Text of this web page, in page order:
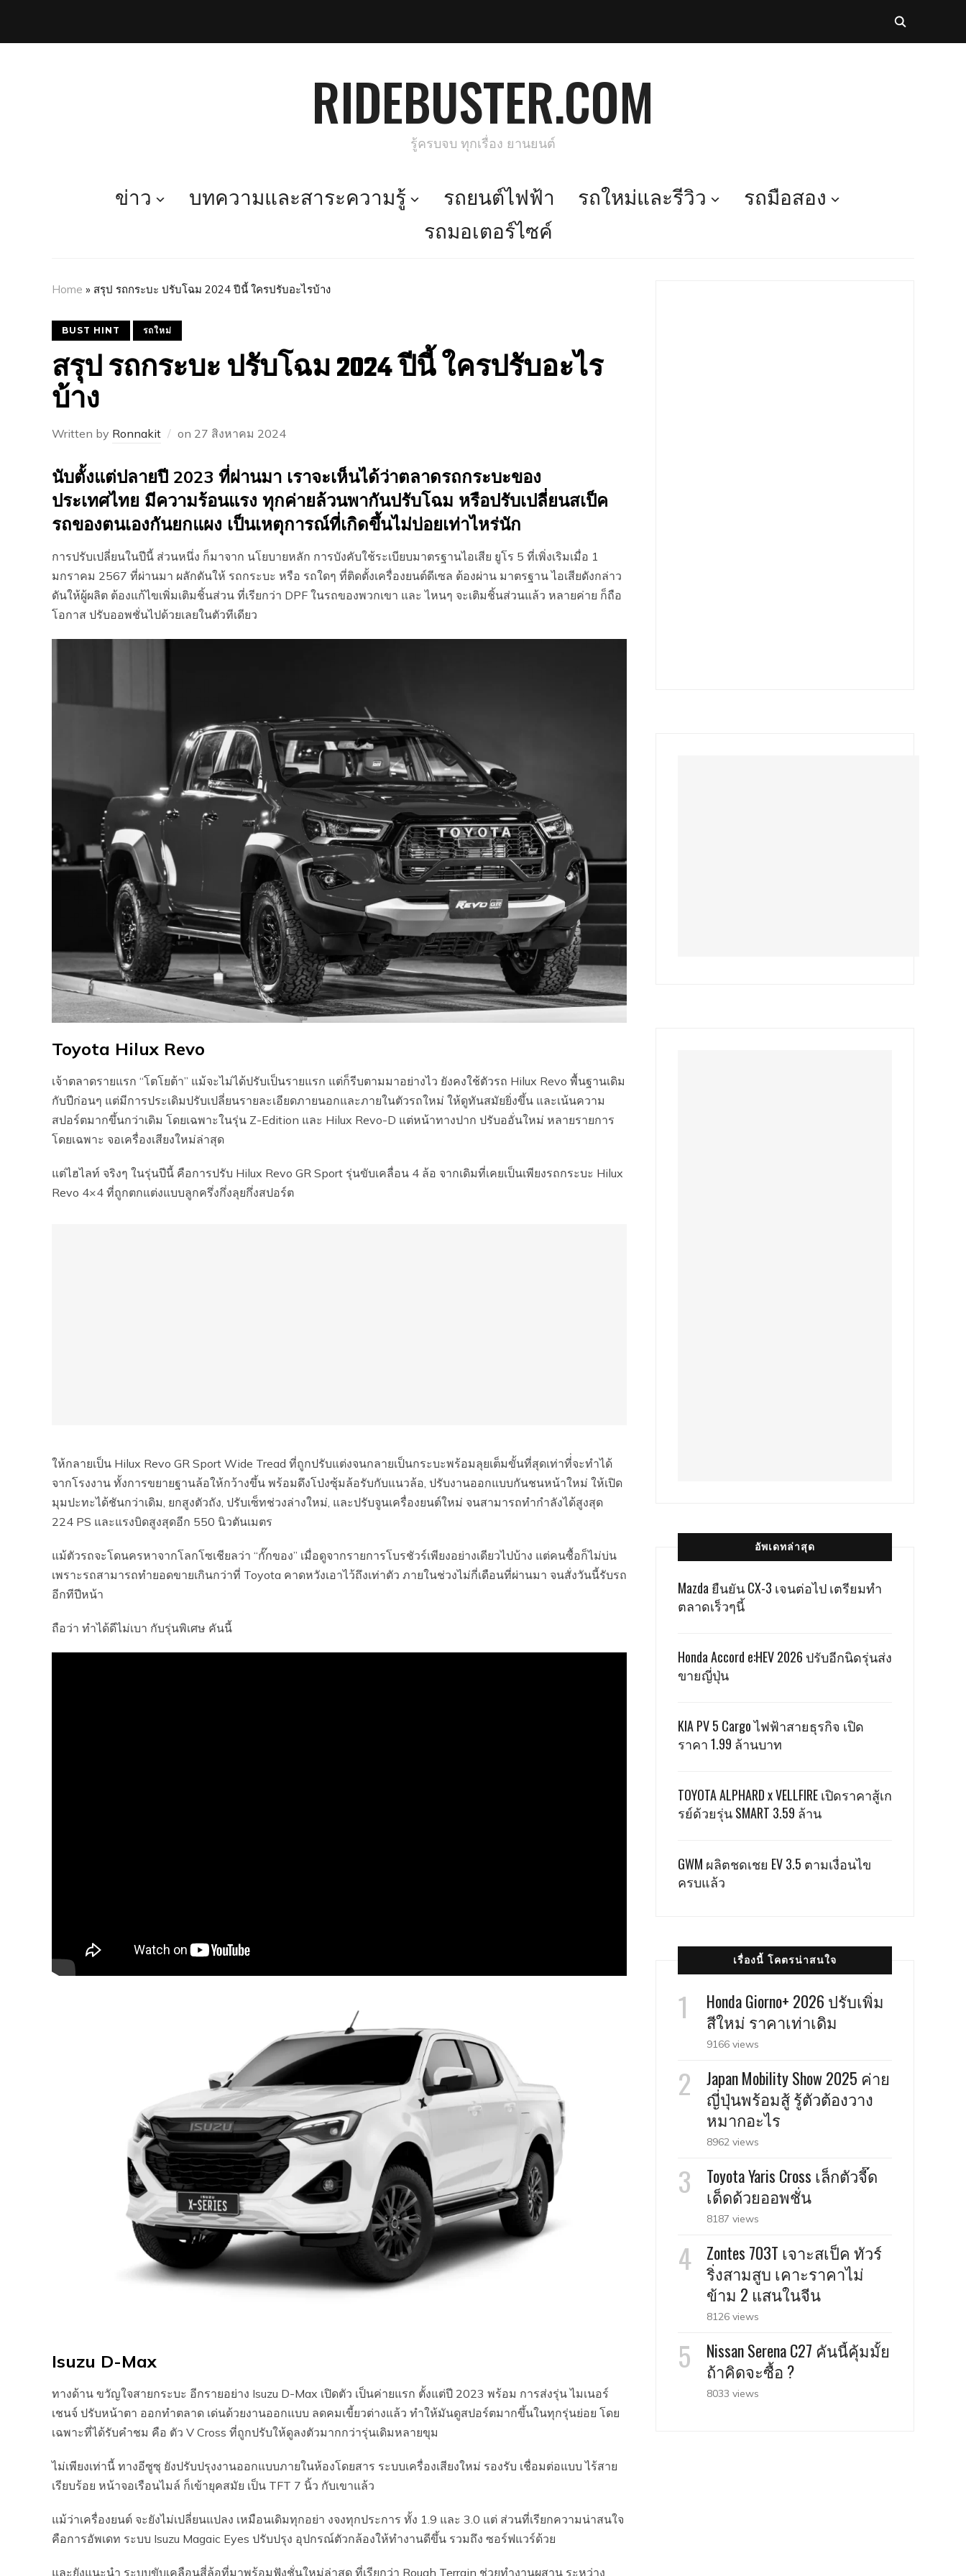
RIDEBUSTER.COM
รู้ครบจบ ทุกเรื่อง ยานยนต์
ข่าว บทความและสาระความรู้ รถยนต์ไฟฟ้า รถใหม่และรีวิว
รถมือสอง
รถมอเตอร์ไซค์
Home » สรุป รถกระบะ ปรับโฉม 2024 ปีนี้ ใครปรับอะไรบ้าง
BUST HINT รถใหม่
สรุป รถกระบะ ปรับโฉม 2024 ปีนี้ ใครปรับอะไร
บ้าง
Written by Ronnakit on 27 สิงหาคม 2024
นับตั้งแต่ปลายปี 2023 ที่ผ่านมา เราจะเห็นได้ว่าตลาดรถกระบะของ
ประเทศไทย มีความร้อนแรง ทุกค่ายล้วนพากันปรับโฉม หรือปรับเปลี่ยนสเป็ค
รถของตนเองกันยกแผง เป็นเหตุการณ์ที่เกิดขึ้นไม่บ่อยเท่าไหร่นัก
การปรับเปลี่ยนในปีนี้ ส่วนหนึ่ง ก็มาจาก นโยบายหลัก การบังคับใช้ระเบียบมาตรฐานไอเสีย ยูโร 5 ที่เพิ่งเริมเมื่อ 1
มกราคม 2567 ที่ผ่านมา ผลักดันให้ รถกระบะ หรือ รถใดๆ ที่ติดตั้งเครื่องยนต์ดีเซล ต้องผ่าน มาตรฐาน ไอเสียดังกล่าว
ดันให้ผู้ผลิต ต้องแก้ไขเพิ่มเติมชิ้นส่วน ที่เรียกว่า DPF ในรถของพวกเขา และ ไหนๆ จะเติมชิ้นส่วนแล้ว หลายค่าย ก็ถือ
โอกาส ปรับออพชั่นไปด้วยเลยในตัวทีเดียว
Toyota Hilux Revo
เจ้าตลาดรายแรก “โตโยต้า” แม้จะไม่ได้ปรับเป็นรายแรก แต่ก็รีบตามมาอย่างไว ยังคงใช้ตัวรถ Hilux Revo พื้นฐานเดิม
กับปีก่อนๆ แต่มีการประเดิมปรับเปลี่ยนรายละเอียดภายนอกและภายในตัวรถใหม่ ให้ดูทันสมัยยิ่งขึ้น และเน้นความ
สปอร์ตมากขึ้นกว่าเดิม โดยเฉพาะในรุ่น Z-Edition และ Hilux Revo-D แต่หน้าทางปาก ปรับออั่นใหม่ หลายรายการ
โดยเฉพาะ จอเครื่องเสียงใหม่ล่าสุด
แต่ไฮไลท์ จริงๆ ในรุ่นปีนี้ คือการปรับ Hilux Revo GR Sport รุ่นขับเคลื่อน 4 ล้อ จากเดิมที่เคยเป็นเพียงรถกระบะ Hilux
Revo 4×4 ที่ถูกตกแต่งแบบลูกครึ่งกึ่งลุยกึ่งสปอร์ต
ให้กลายเป็น Hilux Revo GR Sport Wide Tread ที่ถูกปรับแต่งจนกลายเป็นกระบะพร้อมลุยเต็มขั้นที่สุดเท่าที่่จะทำได้
จากโรงงาน ทั้งการขยายฐานล้อให้กว้างขึ้น พร้อมดึงโป่งซุ้มล้อรับกับแนวล้อ, ปรับงานออกแบบกันชนหน้าใหม่ ให้เปิด
มุมปะทะได้ชันกว่าเดิม, ยกสูงตัวถัง, ปรับเซ็ทช่วงล่างใหม่, และปรับจูนเครื่องยนต์ใหม่ จนสามารถทำกำลังได้สูงสุด
224 PS และแรงบิดสูงสุดอีก 550 นิวตันเมตร
แม้ตัวรถจะโดนครหาจากโลกโซเชียลว่า “กั๊กของ” เมื่อดูจากรายการโบรชัวร์เพียงอย่างเดียวไปบ้าง แต่คนซื้อก็ไม่บ่น
เพราะรถสามารถทำยอดขายเกินกว่าที่ Toyota คาดหวังเอาไว้ถึงเท่าตัว ภายในช่วงไม่กี่เดือนที่ผ่านมา จนสั่งวันนี้รับรถ
อีกทีปีหน้า
ถือว่า ทำได้ดีไม่เบา กับรุ่นพิเศษ คันนี้
Isuzu D-Max
ทางด้าน ขวัญใจสายกระบะ อีกรายอย่าง Isuzu D-Max เปิดตัว เป็นค่ายแรก ตั้งแต่ปี 2023 พร้อม การส่งรุ่น ไมเนอร์
เชนจ์ ปรับหน้าตา ออกทำตลาด เด่นด้วยงานออกแบบ ลดคมเขี้ยวต่างแล้ว ทำให้มันดูสปอร์ตมากขึ้นในทุกรุ่นย่อย โดย
เฉพาะที่ได้รับคำชม คือ ตัว V Cross ที่ถูกปรับให้ดูลงตัวมากกว่ารุ่นเดิมหลายขุม
ไม่เพียงเท่านี้ ทางอีซูซุ ยังปรับปรุงงานออกแบบภายในห้องโดยสาร ระบบเครื่องเสียงใหม่ รองรับ เชื่อมต่อแบบ ไร้สาย
เรียบร้อย หน้าจอเรือนไมล์ ก็เข้ายุคสมัย เป็น TFT 7 นิ้ว กับเขาแล้ว
แม้ว่าเครื่องยนต์ จะยังไม่เปลี่ยนแปลง เหมือนเดิมทุกอย่า งจงทุกประการ ทั้ง 1.9 และ 3.0 แต่ ส่วนที่เรียกความน่าสนใจ
คือการอัพเดท ระบบ Isuzu Magaic Eyes ปรับปรุง อุปกรณ์ตัวกล้องให้ทำงานดีขึ้น รวมถึง ซอร์ฟแวร์ด้วย
และยังแนะนำ ระบบขับเคลือนสี่ล้อที่มาพร้อมฟังชั่นใหม่ล่าสุด ที่เรียกว่า Rough Terrain ช่วยทำงานผสาน ระหว่าง
อัพเดทล่าสุด
Mazda ยืนยัน CX-3 เจนต่อไป เตรียมทำ
ตลาดเร็วๆนี้
Honda Accord e:HEV 2026 ปรับอีกนิดรุ่นส่ง
ขายญี่ปุ่น
KIA PV 5 Cargo ไฟฟ้าสายธุรกิจ เปิด
ราคา 1.99 ล้านบาท
TOYOTA ALPHARD x VELLFIRE เปิดราคาสู้เก
รย์ด้วยรุ่น SMART 3.59 ล้าน
GWM ผลิตชดเชย EV 3.5 ตามเงื่อนไข
ครบแล้ว
เรื่องนี้ โคตรน่าสนใจ
Honda Giorno+ 2026 ปรับเพิ่ม
สีใหม่ ราคาเท่าเดิม
9166 views
Japan Mobility Show 2025 ค่าย
ญี่ปุ่นพร้อมสู้ รู้ตัวต้องวาง
หมากอะไร
8962 views
Toyota Yaris Cross เล็กตัวจี๊ด
เด็ดด้วยออพชั่น
8187 views
Zontes 703T เจาะสเป็ค ทัวร์
ริ่งสามสูบ เคาะราคาไม่
ข้าม 2 แสนในจีน
8126 views
Nissan Serena C27 คันนี้คุ้มมั้ย
ถ้าคิดจะซื้อ ?
8033 views